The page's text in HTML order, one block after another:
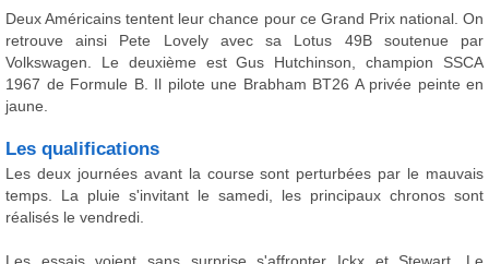
Deux Américains tentent leur chance pour ce Grand Prix national. On
retrouve ainsi Pete Lovely avec sa Lotus 49B soutenue par
Volkswagen. Le deuxième est Gus Hutchinson, champion SSCA
1967 de Formule B. Il pilote une Brabham BT26 A privée peinte en
jaune.
Les qualifications
Les deux journées avant la course sont perturbées par le mauvais
temps. La pluie s'invitant le samedi, les principaux chronos sont
réalisés le vendredi.
Les essais voient sans surprise s'affronter Ickx et Stewart. Le